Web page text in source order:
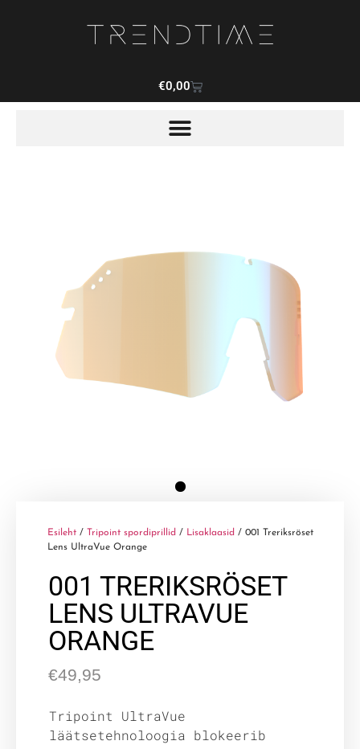
€0,00
Esileht / Tripoint spordiprillid / Lisaklaasid / 001 Treriksröset
Lens UltraVue Orange
001 TRERIKSRÖSET
LENS ULTRAVUE
ORANGE
€49,95
Tripoint UltraVue
läätsetehnoloogia blokeerib